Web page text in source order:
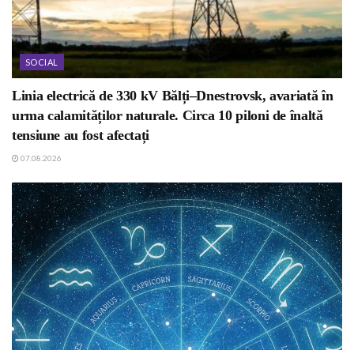
SOCIAL
Linia electrică de 330 kV Bălți–Dnestrovsk, avariată în
urma calamităților naturale. Circa 10 piloni de înaltă
tensiune au fost afectați
07.08.2026